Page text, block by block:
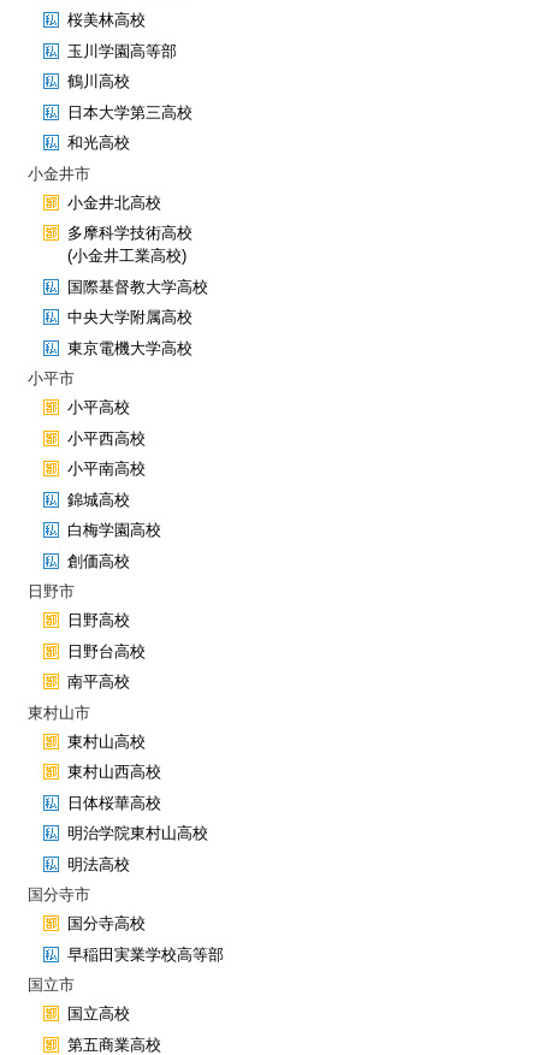
桜美林高校
玉川学園高等部
鶴川高校
日本大学第三高校
和光高校
小金井市
小金井北高校
多摩科学技術高校
(小金井工業高校)
国際基督教大学高校
中央大学附属高校
東京電機大学高校
小平市
小平高校
小平西高校
小平南高校
錦城高校
白梅学園高校
創価高校
日野市
日野高校
日野台高校
南平高校
東村山市
東村山高校
東村山西高校
日体桜華高校
明治学院東村山高校
明法高校
国分寺市
国分寺高校
早稲田実業学校高等部
国立市
国立高校
第五商業高校